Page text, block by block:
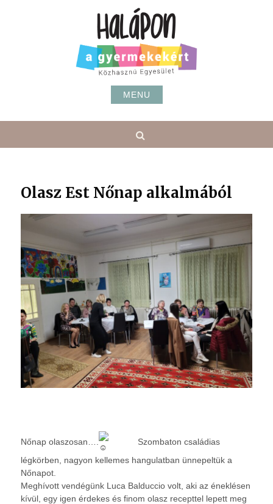
MENU
Olasz Est Nőnap alkalmából
Nőnap olaszosan….
Szombaton családias
légkörben, nagyon kellemes hangulatban ünnepeltük a
Nőnapot.
Meghívott vendégünk Luca Balduccio volt, aki az éneklésen
kívül, egy igen érdekes és finom olasz recepttel lepett meg